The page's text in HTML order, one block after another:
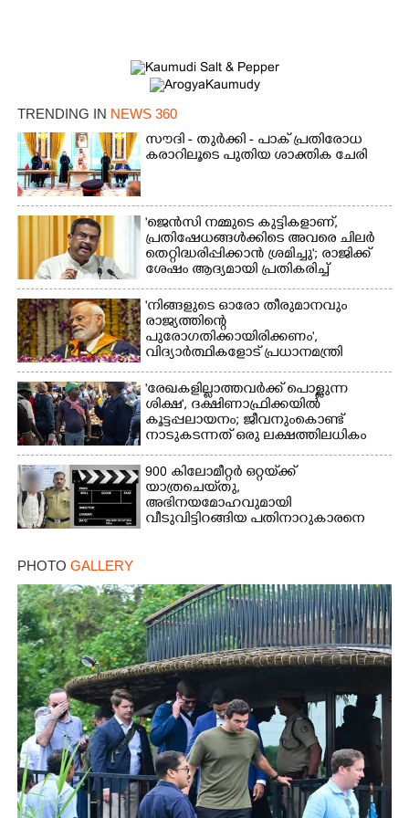
TRENDING IN NEWS 360
സൗദി - തുർക്കി - പാക് പ്രതിരോധ
കരാറിലൂടെ പുതിയ ശാക്തിക ചേരി
'ജെൻസി നമ്മുടെ കുട്ടികളാണ്,
പ്രതിഷേധങ്ങൾക്കിടെ അവരെ ചിലർ
തെറ്റിദ്ധരിപ്പിക്കാൻ ശ്രമിച്ചു'; രാജിക്ക്
ശേഷം ആദ്യമായി പ്രതികരിച്ച്
ധർമ്മേന്ദ്ര പ്രധാൻ
'നിങ്ങളുടെ ഓരോ തീരുമാനവും
രാജ്യത്തിന്റെ
പുരോഗതിക്കായിരിക്കണം',​
വിദ്യാർത്ഥികളോട് പ്രധാനമന്ത്രി
'രേഖകളില്ലാത്തവർക്ക് പൊള്ളുന്ന
ശിക്ഷ', ദക്ഷിണാഫ്രിക്കയിൽ
കൂട്ടപ്പലായനം; ജീവനുംകൊണ്ട്
നാടുകടന്നത് ഒരു ലക്ഷത്തിലധികം
പേർ
900 കിലോമീറ്റർ ഒറ്റയ്‌ക്ക്
യാത്രചെ‌യ്‌തു,​
അഭിനയമോഹവുമായി
വീടുവിട്ടിറങ്ങിയ പതിനാറുകാരനെ
PHOTO GALLERY